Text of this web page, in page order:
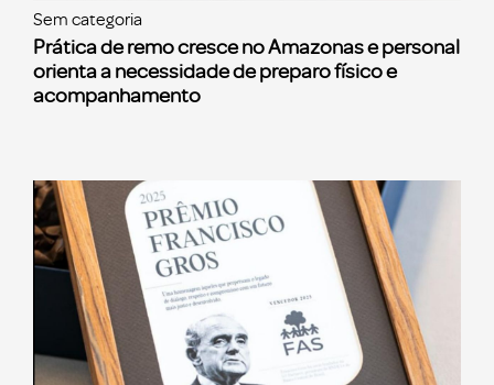
Sem categoria
Prática de remo cresce no Amazonas e personal
orienta a necessidade de preparo físico e
acompanhamento